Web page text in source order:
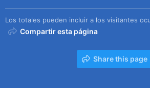
Los totales pueden incluir a los visitantes
Compartir esta página
Share this page